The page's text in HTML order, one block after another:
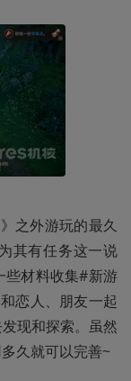
之外游玩的最久
其有任务这一说
些材料收集#新游
恋人、朋友一起
现和探索。虽然
久就可以完善~